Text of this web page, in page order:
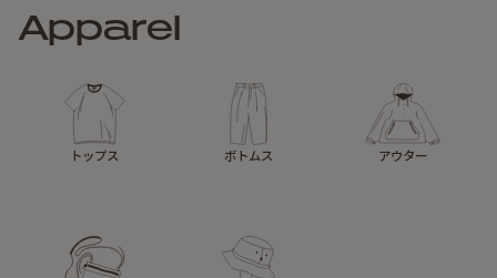
Apparel
トップス ボトムス アウター